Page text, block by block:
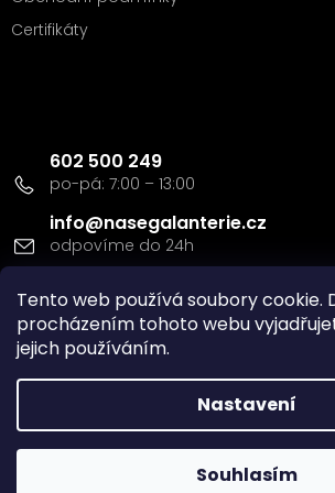
Tento web používá soubory cookie.
procházením tohoto webu
jejich používáním.
Nastavení
Souhlasím
Certifikáty
info@nasegalanterie.cz
602 500 249
Doprava a platba
Vytvořil Shoptet
Naše Galanterie s.r.o